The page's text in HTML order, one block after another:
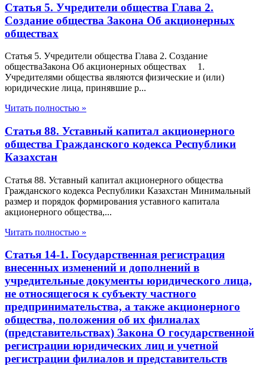
Статья 5. Учредители общества Глава 2.
Создание общества Закона Об акционерных
обществах
Статья 5. Учредители общества Глава 2. Создание
обществаЗакона Об акционерных обществах 1.
Учредителями общества являются физические и (или)
юридические лица, принявшие р...
Читать полностью »
Статья 88. Уставный капитал акционерного
общества Гражданского кодекса Республики
Казахстан
Статья 88. Уставный капитал акционерного общества
Гражданского кодекса Республики Казахстан Минимальный
размер и порядок формирования уставного капитала
акционерного общества,...
Читать полностью »
Статья 14-1. Государственная регистрация
внесенных изменений и дополнений в
учредительные документы юридического лица,
не относящегося к субъекту частного
предпринимательства, а также акционерного
общества, положения об их филиалах
(представительствах) Закона О государственной
регистрации юридических лиц и учетной
регистрации филиалов и представительств